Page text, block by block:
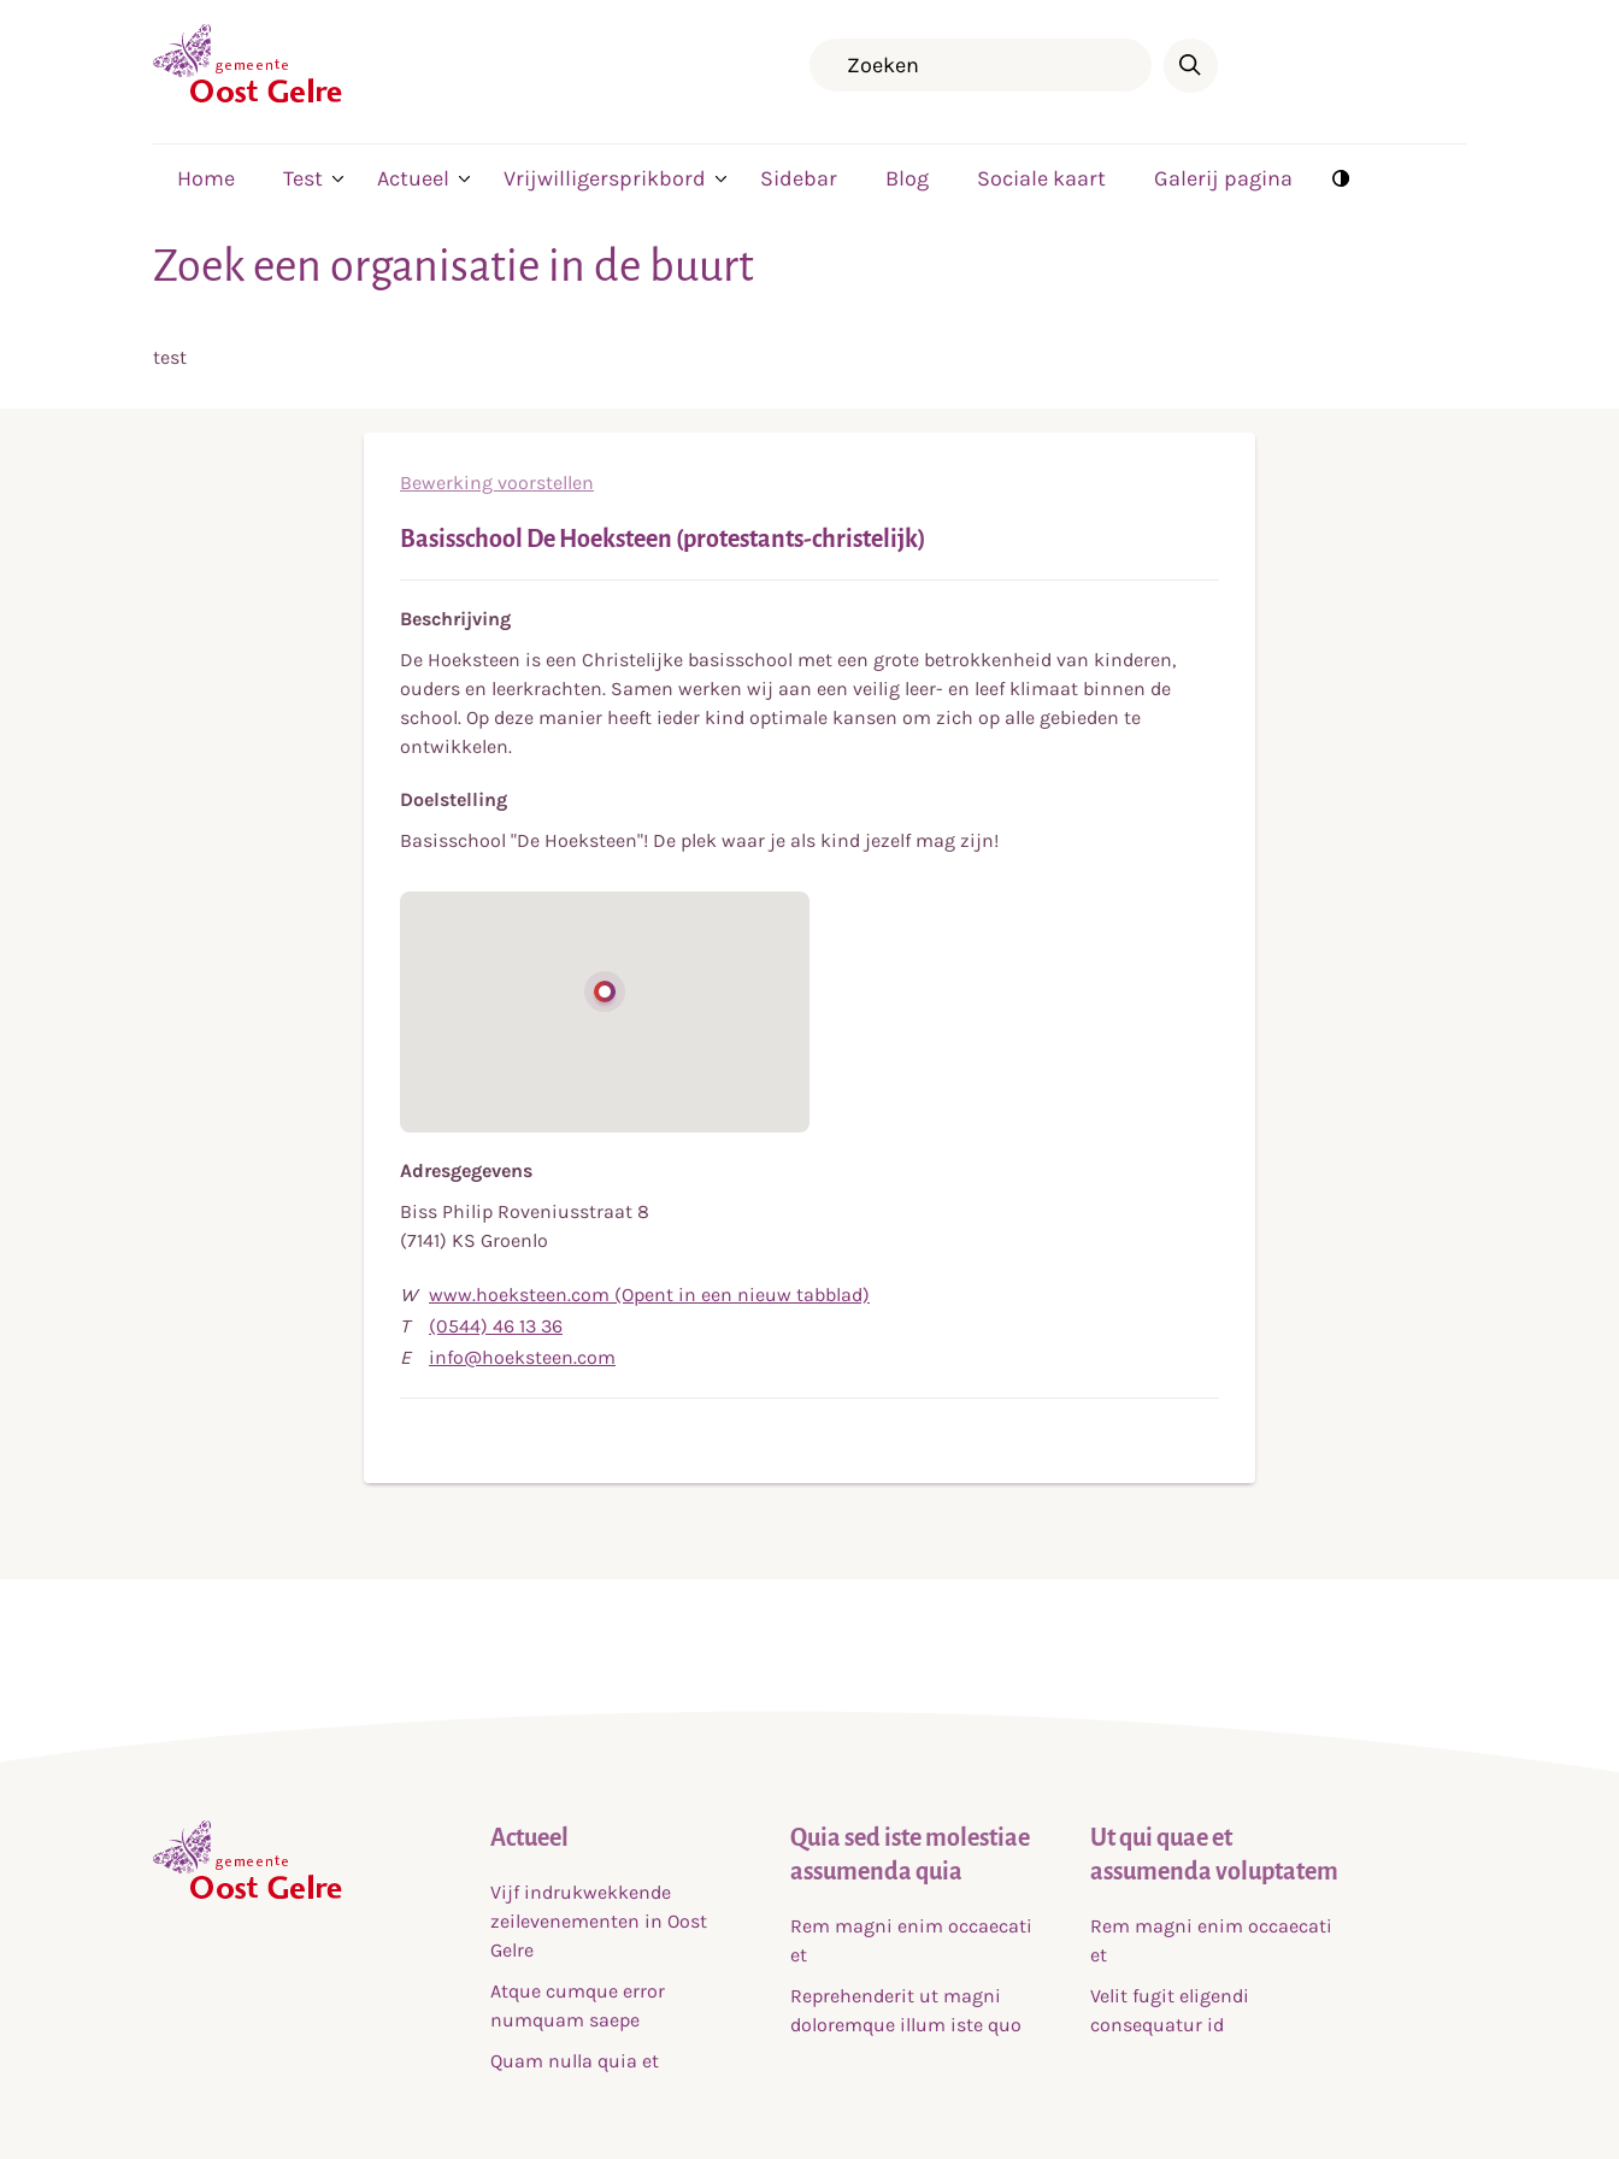
Home Test Actueel Vrijwilligersprikbord Sidebar Blog Sociale kaart Galerij pagina
Zoek een organisatie in de buurt
test
Bewerking voorstellen
Basisschool De Hoeksteen (protestants-christelijk)
Beschrijving
De Hoeksteen is een Christelijke basisschool met een grote betrokkenheid van kinderen,
ouders en leerkrachten. Samen werken wij aan een veilig leer- en leef klimaat binnen de
school. Op deze manier heeft ieder kind optimale kansen om zich op alle gebieden te
ontwikkelen.
Doelstelling
Basisschool "De Hoeksteen"! De plek waar je als kind jezelf mag zijn!
Adresgegevens
Biss Philip Roveniusstraat 8
(7141) KS Groenlo
W www.hoeksteen.com (Opent in een nieuw tabblad)
T
(0544) 46 13 36Bel
naar
13
E info@hoeksteen.com
naar
Actueel
Vijf indrukwekkende
zeilevenementen in Oost
Gelre
Atque cumque error
numquam saepe
Quam nulla quia et
Quia sed iste molestiae
assumenda quia
Rem magni enim occaecati
et
Reprehenderit ut magni
doloremque illum iste quo
Ut qui quae et
assumenda voluptatem
Rem magni enim occaecati
et
Velit fugit eligendi
consequatur id